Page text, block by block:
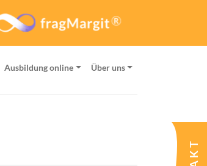
Ausbildung online Über uns